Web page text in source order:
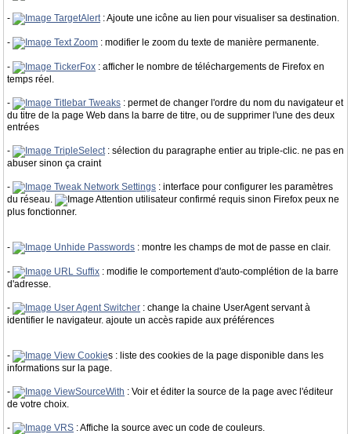
- TargetAlert: Ajoute une icône au lien pour visualiser sa destination.
- Text Zoom : modifier le zoom du texte de manière permanente.
- TickerFox : afficher le nombre de téléchargements de Firefox en
temps réel.
- Titlebar Tweaks : permet de changer l'ordre du nom du navigateur et
du titre de la page Web dans la barre de titre, ou de supprimer l'une des deux
entrées
- TripleSelect: sélection du paragraphe entier au triple-clic. ne pas en
abuser sinon ça craint
- Tweak Network Settings : interface pour configurer les paramètres
du réseau.
Attention utilisateur confirmé requis sinon Firefox peux ne
plus fonctionner.
- Unhide Passwords : montre les champs de mot de passe en clair.
- URL Suffix : modifie le comportement d'auto-complétion de la barre
d'adresse.
- User Agent Switcher : change la chaine UserAgent servant à
identifier le navigateur. ajoute un accès rapide aux préférences
- View Cookies : liste des cookies de la page disponible dans les
informations sur la page.
- ViewSourceWith : Voir et éditer la source de la page avec l'éditeur
de votre choix.
- VRS : Affiche la source avec un code de couleurs.